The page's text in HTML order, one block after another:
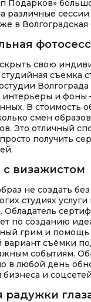
Подарков»
различные
в Волгоградская
свою
съемка
Волгограда
интерьеры и фоны
В стоимость
смен
Это отличный
получить
визажистом
не создать
студиях
Обладатель
по созданию
грим и помощь
вариант съёмки
событиям.
в любой день
и
радужки